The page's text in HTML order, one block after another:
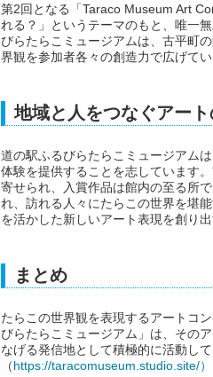
第2回となる「Taraco Museum Art
れる？」というテーマのもと、唯一
びらたらこミュージアムは、古平町
界観を参加者各々の創造力で広げてい
地域と人をつなぐアート
道の駅ふるびらたらこミュージアム
体験を提供することを志しています
寄せられ、入賞作品は館内の至る所
れ、訪れる人々にたらこの世界を堪
を活かした新しいアート表現を創り
まとめ
たらこの世界観を表現するアートコ
びらたらこミュージアム」は、その
なげる発信地として積極的に活動し
（https://taracomuseum.studio.site/）